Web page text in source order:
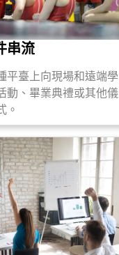
串流
平臺上向現場和遠端學
動、畢業典禮或其他儀
。